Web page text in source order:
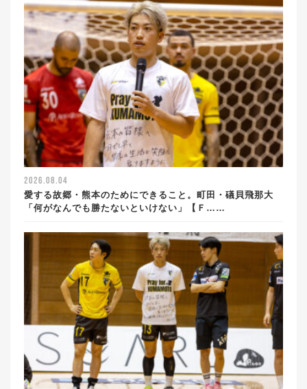
2026.08.04
愛する故郷・熊本のためにできること。町田・礒貝飛那大
「何がなんでも勝たないといけない」【Ｆ……